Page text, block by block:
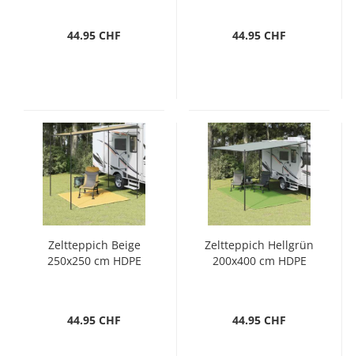
44.95 CHF 44.95 CHF
Zeltteppich Beige
250x250 cm HDPE
44.95 CHF
Zeltteppich Hellgrün
200x400 cm HDPE
44.95 CHF